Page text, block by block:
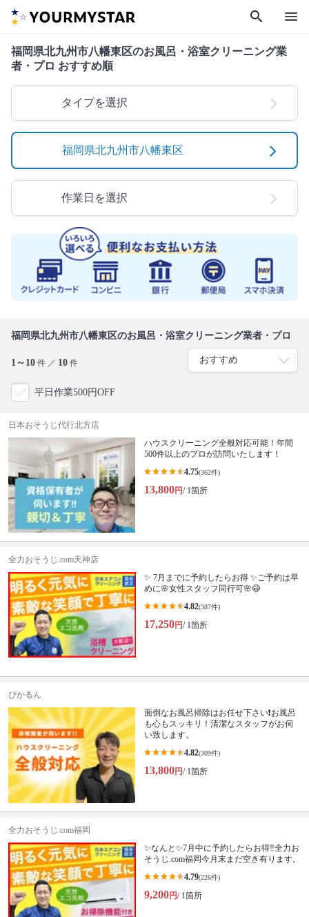
search menu
福岡県北九州市八幡東区のお風呂・浴室クリーニング業
者・プロ おすすめ順
タイプを選択
福岡県北九州市八幡東区
作業日を選択
福岡県北九州市八幡東区のお風呂・浴室クリーニング業者・プロ
1～10 件 ／ 10 件
平日作業500円OFF
日本おそうじ代行北方店
ハウスクリーニング全般対応可能！年間
500件以上のプロが訪問いたします！
4.75(362件)
13,800円/ 1箇所
全力おそうじ.com天神店
✨ 7月までに予約したらお得 ✨ご予約は早
めに🌸女性スタッフ同行可🌸😷
4.82(387件)
17,250円/ 1箇所
ぴかるん
面倒なお風呂掃除はお任せ下さい❗️お風呂
も心もスッキリ！清潔なスタッフがお伺
い致します。
4.82(309件)
13,800円/ 1箇所
全力おそうじ.com福岡
✨なんと✨7月中に予約したらお得‼️全力お
そうじ.com福岡今月末まだ空き有ります。
4.79(226件)
9,200円/ 1箇所